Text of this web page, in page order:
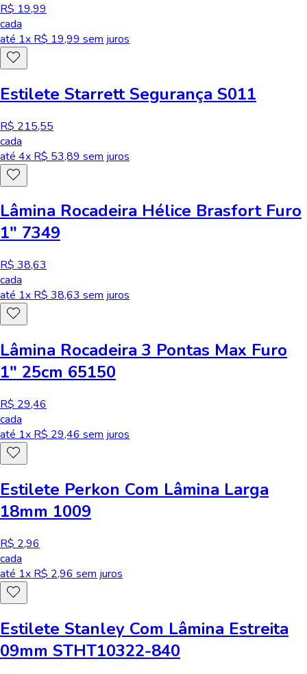
R$ 19,99
cada
até 1x R$ 19,99 sem juros
Estilete Starrett Segurança S011
R$ 215,55
cada
até 4x R$ 53,89 sem juros
Lâmina Rocadeira Hélice Brasfort Furo
1" 7349
R$ 38,63
cada
até 1x R$ 38,63 sem juros
Lâmina Rocadeira 3 Pontas Max Furo
1" 25cm 65150
R$ 29,46
cada
até 1x R$ 29,46 sem juros
Estilete Perkon Com Lâmina Larga
18mm 1009
R$ 2,96
cada
até 1x R$ 2,96 sem juros
Estilete Stanley Com Lâmina Estreita
09mm STHT10322-840